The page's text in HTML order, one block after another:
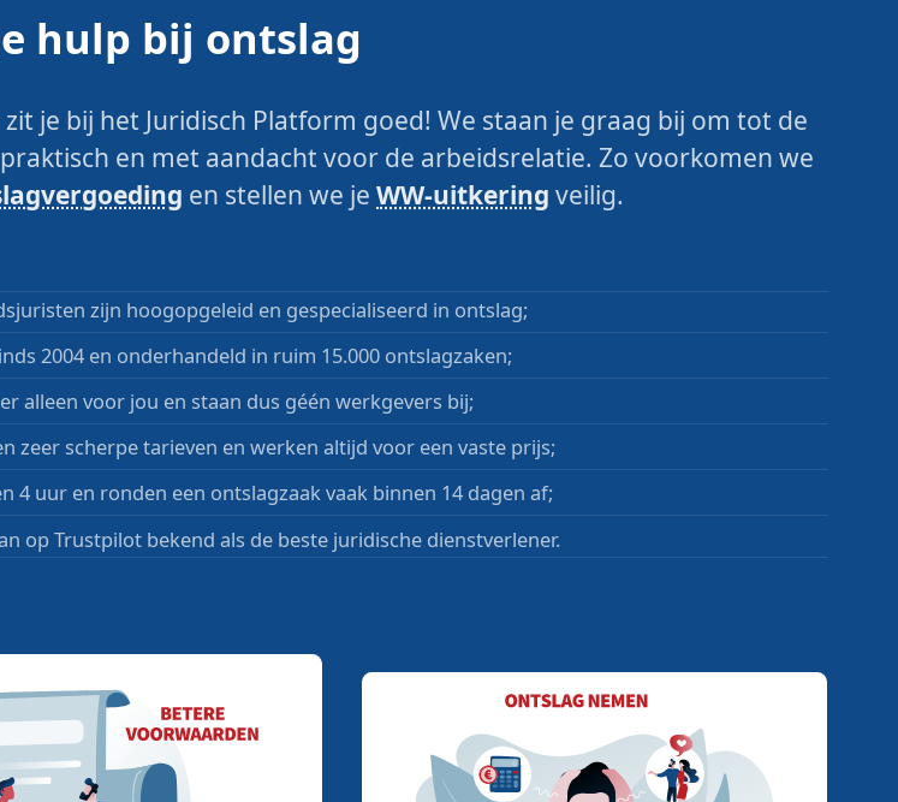
hulp bij ontslag
je bij het Juridisch Platform goed! We staan je graag bij om tot de
en met aandacht voor de arbeidsrelatie. Zo voorkomen we
en stellen we je WW-uitkering veilig.
zijn hoogopgeleid en gespecialiseerd in ontslag;
2004 en onderhandeld in ruim 15.000 ontslagzaken;
alleen voor jou en staan dus géén werkgevers bij;
zeer scherpe tarieven en werken altijd voor een vaste prijs;
4 uur en ronden een ontslagzaak vaak binnen 14 dagen af;
op Trustpilot bekend als de beste juridische dienstverlener.